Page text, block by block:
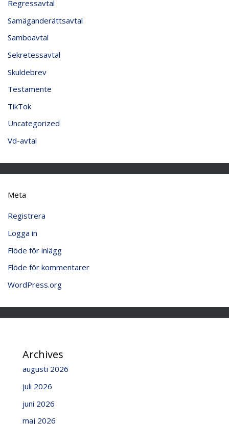
Regressavtal
Samäganderättsavtal
Samboavtal
Sekretessavtal
Skuldebrev
Testamente
TikTok
Uncategorized
Vd-avtal
Meta
Registrera
Logga in
Flöde för inlägg
Flöde för kommentarer
WordPress.org
Archives
augusti 2026
juli 2026
juni 2026
maj 2026